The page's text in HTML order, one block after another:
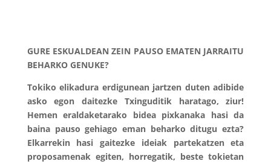
GURE ESKUALDEAN ZEIN PAUSO EMATEN JARRAITU
BEHARKO GENUKE?
Tokiko elikadura erdigunean jartzen duten adibide
asko egon daitezke Txinguditik haratago, ziur!
Hemen eraldaketarako bidea pixkanaka hasi da
baina pauso gehiago eman beharko ditugu ezta?
Elkarrekin hasi gaitezke ideiak partekatzen eta
proposamenak egiten, horregatik, beste tokietan